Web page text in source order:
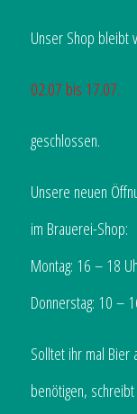
Unser Shop bleibt
02.07 bis 17.07.
geschlossen.
Unsere neuen
im Brauerei-Shop:
Montag: 16 – 18
Donnerstag: 10 –
Solltet ihr mal Bier
benötigen,